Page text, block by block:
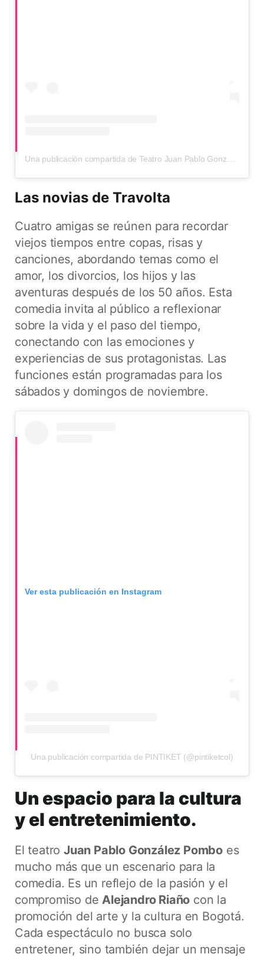
Las novias de Travolta
Cuatro amigas se reúnen para recordar
viejos tiempos entre copas, risas y
canciones, abordando temas como el
amor, los divorcios, los hijos y las
aventuras después de los 50 años. Esta
comedia invita al público a reflexionar
sobre la vida y el paso del tiempo,
conectando con las emociones y
experiencias de sus protagonistas. Las
funciones están programadas para los
sábados y domingos de noviembre.
Ver esta publicación en Instagram
Una publicación compartida de PINTIKET (@pintiketcol)
Un espacio para la cultura
y el entretenimiento.
El teatro Juan Pablo González Pombo es
mucho más que un escenario para la
comedia. Es un reflejo de la pasión y el
compromiso deAlejandro Riaño con la
promoción del arte y la cultura en Bogotá.
Cada espectáculo no busca solo
entretener, sino también dejar un mensaje